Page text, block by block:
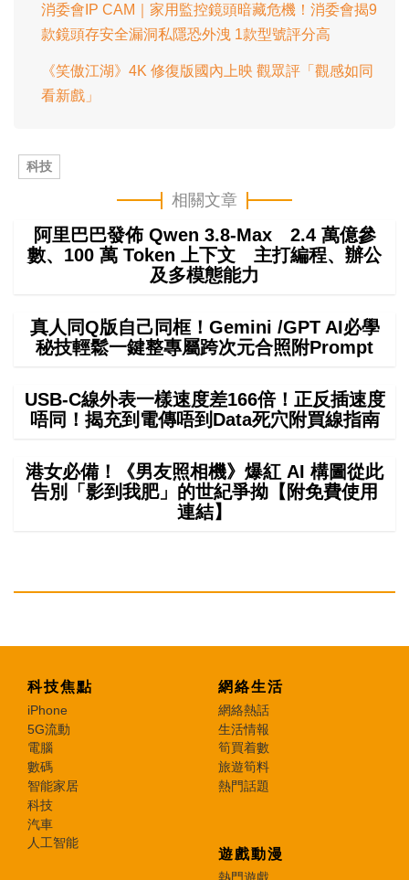
消委會IP CAM｜家用監控鏡頭暗藏危機！消委會揭9
款鏡頭存安全漏洞私隱恐外洩 1款型號評分高
《笑傲江湖》4K 修復版國內上映 觀眾評「觀感如同
看新戲」
科技
相關文章
阿里巴巴發佈 Qwen 3.8-Max 2.4 萬億參
數、100 萬 Token 上下文 主打編程、辦公
及多模態能力
真人同Q版自己同框！Gemini /GPT AI必學
秘技輕鬆一鍵整專屬跨次元合照附Prompt
USB-C線外表一樣速度差166倍！正反插速度
唔同！揭充到電傳唔到Data死穴附買線指南
港女必備！《男友照相機》爆紅 AI 構圖從此
告別「影到我肥」的世紀爭拗【附免費使用
連結】
科技焦點
iPhone
5G流動
電腦
數碼
智能家居
科技
汽車
人工智能
網絡生活
網絡熱話
生活情報
筍買着數
旅遊筍料
熱門話題
遊戲動漫